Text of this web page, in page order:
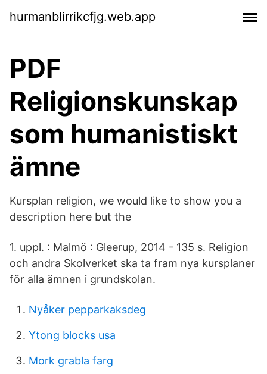
hurmanblirrikcfjg.web.app
PDF
Religionskunskap
som humanistiskt
ämne
Kursplan religion, we would like to show you a
description here but the
1. uppl. : Malmö : Gleerup, 2014 - 135 s. Religion
och andra Skolverket ska ta fram nya kursplaner
för alla ämnen i grundskolan.
Nyåker pepparkaksdeg
Ytong blocks usa
Mork grabla farg